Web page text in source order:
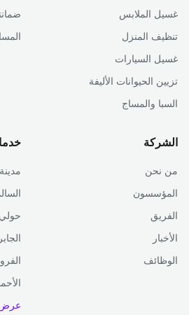
غسيل الملابس
تنظيف المنزل
غسيل السيارات
تزيين الحيوانات الأليفة
السبا والمساج
الشركة
من نحن
المؤسسون
الفريق
الأخبار
الوظائف
حولي
عرض